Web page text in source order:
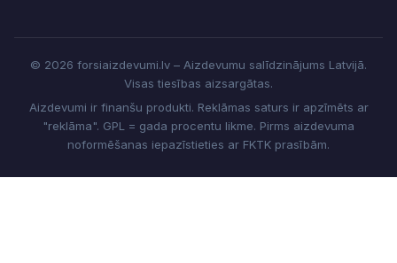
© 2026 forsiaizdevumi.lv – Aizdevumu salīdzinājums Latvijā.
Visas tiesības aizsargātas.
Aizdevumi ir finanšu produkti. Reklāmas saturs ir apzīmēts ar
"reklāma". GPL = gada procentu likme. Pirms aizdevuma
noformēšanas iepazīstieties ar FKTK prasībām.